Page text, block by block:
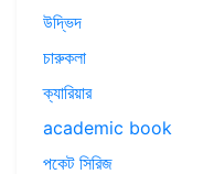
উদ্ভিদ
চারুকলা
ক্যারিয়ার
academic book
পকেট সিরিজ